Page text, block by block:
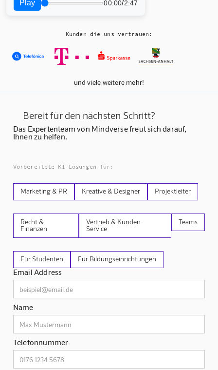
Play 00:00/2:47
Kunden die uns vertrauen:
und viele weitere mehr!
Bereit für den nächsten Schritt?
Das Expertenteam von Mindverse freut sich darauf,
Ihnen zu helfen.
Vorbereitete KI Lösungen für:
Marketing & PR Kreative & Designer Projektleiter
Recht &
Finanzen
Vertrieb & Kunden-
Service
Teams
Für Studenten Für Bildungseinrichtungen
Email Address
Name
Telefonnummer